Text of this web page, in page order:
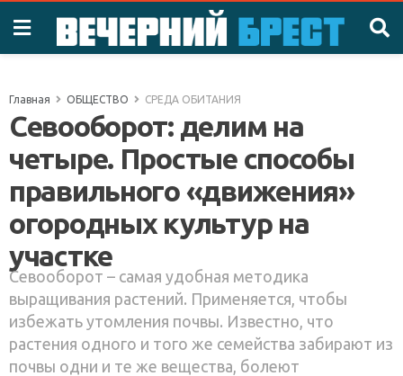
Главная ОБЩЕСТВО СРЕДА ОБИТАНИЯ
Севооборот: делим на
четыре. Простые способы
правильного «движения»
огородных культур на
участке
Севооборот – самая удобная методика
выращивания растений. Применяется, чтобы
избежать утомления почвы. Известно, что
растения одного и того же семейства забирают из
почвы одни и те же вещества, болеют